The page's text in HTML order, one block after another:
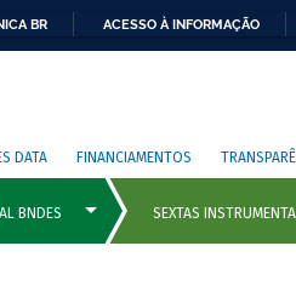
BR ACESSO À INFORMAÇÃO
DATA FINANCIAMENTOS